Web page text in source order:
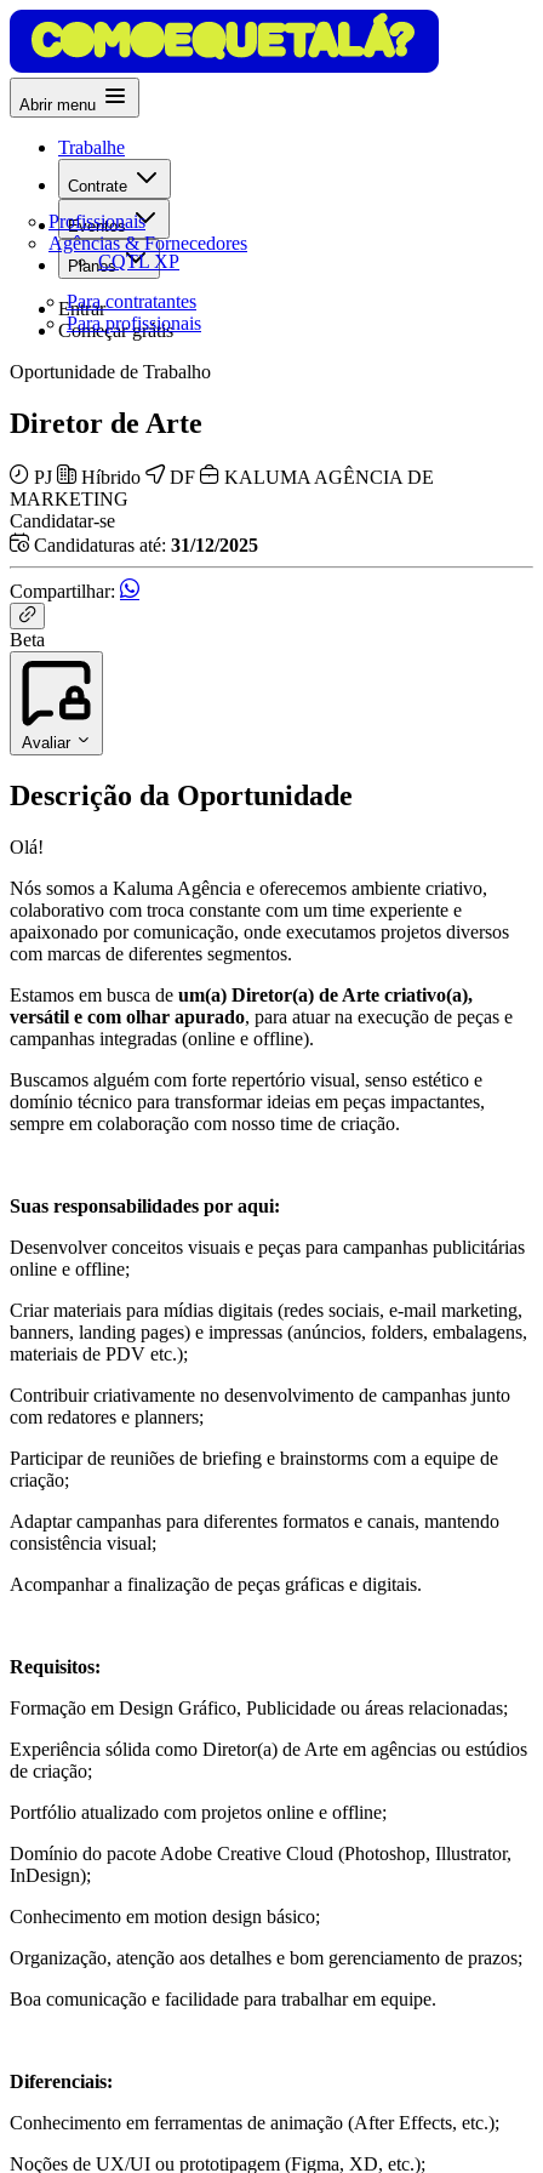
Abrir menu
Trabalhe
Contrate
Profissionais
Agências & Fornecedores
Eventos
CQTL XP
Planos
Para contratantes
Para profissionais
Entrar
Começar grátis
Oportunidade de Trabalho
Diretor de Arte
PJ Híbrido DF
KALUMA AGÊNCIA DE
MARKETING
Candidatar-se
Candidaturas até: 31/12/2025
Compartilhar:
Beta
Avaliar
Descrição da Oportunidade
Olá!
Nós somos a Kaluma Agência e oferecemos ambiente criativo,
colaborativo com troca constante com um time experiente e
apaixonado por comunicação, onde executamos projetos diversos
com marcas de diferentes segmentos.
Estamos em busca de um(a) Diretor(a) de Arte criativo(a),
versátil e com olhar apurado, para atuar na execução de peças e
campanhas integradas (online e offline).
Buscamos alguém com forte repertório visual, senso estético e
domínio técnico para transformar ideias em peças impactantes,
sempre em colaboração com nosso time de criação.
Suas responsabilidades por aqui:
Desenvolver conceitos visuais e peças para campanhas publicitárias
online e offline;
Criar materiais para mídias digitais (redes sociais, e-mail marketing,
banners, landing pages) e impressas (anúncios, folders, embalagens,
materiais de PDV etc.);
Contribuir criativamente no desenvolvimento de campanhas junto
com redatores e planners;
Participar de reuniões de briefing e brainstorms com a equipe de
criação;
Adaptar campanhas para diferentes formatos e canais, mantendo
consistência visual;
Acompanhar a finalização de peças gráficas e digitais.
Requisitos:
Formação em Design Gráfico, Publicidade ou áreas relacionadas;
Experiência sólida como Diretor(a) de Arte em agências ou estúdios
de criação;
Portfólio atualizado com projetos online e offline;
Domínio do pacote Adobe Creative Cloud (Photoshop, Illustrator,
InDesign);
Conhecimento em motion design básico;
Organização, atenção aos detalhes e bom gerenciamento de prazos;
Boa comunicação e facilidade para trabalhar em equipe.
Diferenciais:
Conhecimento em ferramentas de animação (After Effects, etc.);
Noções de UX/UI ou prototipagem (Figma, XD, etc.);